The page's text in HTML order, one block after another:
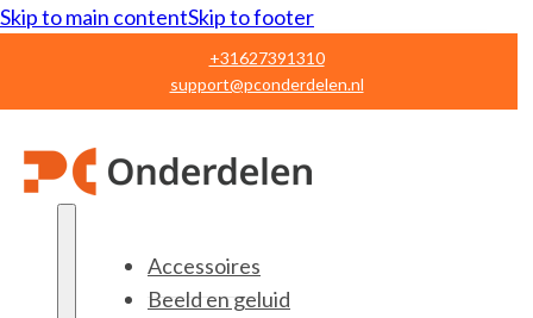
Skip to main contentSkip to footer
+31627391310
support@pconderdelen.nl
Accessoires
Beeld en geluid